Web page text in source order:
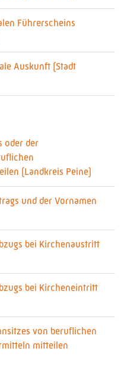
Führerscheins
Auskunft (Stadt
oder der
(Landkreis Peine)
und der Vornamen
bei Kirchenaustritt
bei Kircheneintritt
von beruflichen
mitteilen